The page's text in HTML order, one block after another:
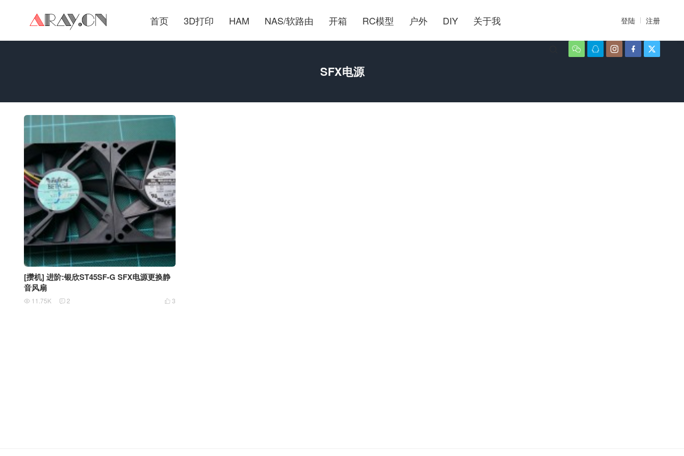
首页 3D打印 HAM NAS/软路由 开箱 RC模型 户外 DIY 关于我 登陆 注册
    
SFX电源
[攒机] 进阶:银欣ST45SF-G SFX电源更换静
音风扇
 3
 11.75K  2